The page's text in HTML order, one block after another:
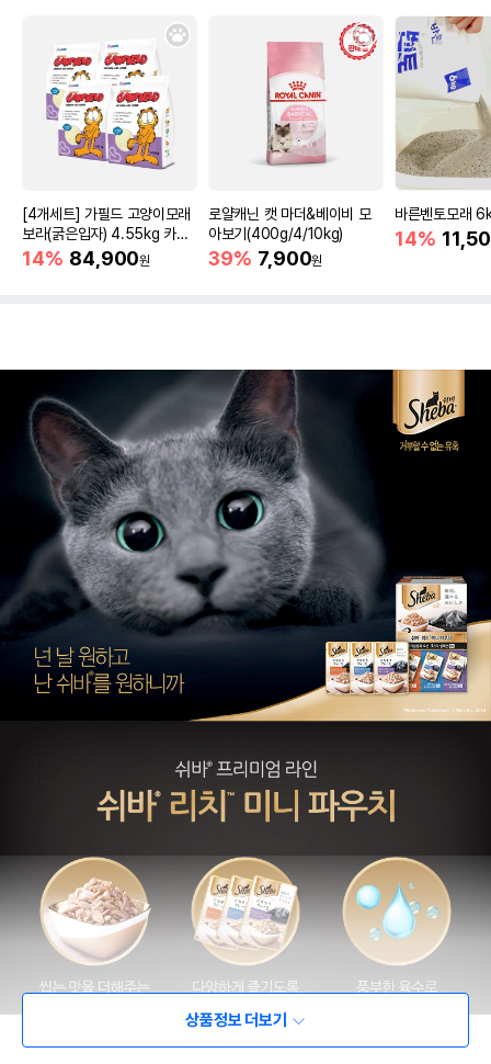
[4개세트] 가필드 고양이모래
보라(굵은입자) 4.55kg 카사
바모래
14% 84,900원
로얄캐닌 캣 마더&베이비 모
아보기(400g/4/10kg)
39% 7,900원
바른벤토모래
14%
상품정보 더보기